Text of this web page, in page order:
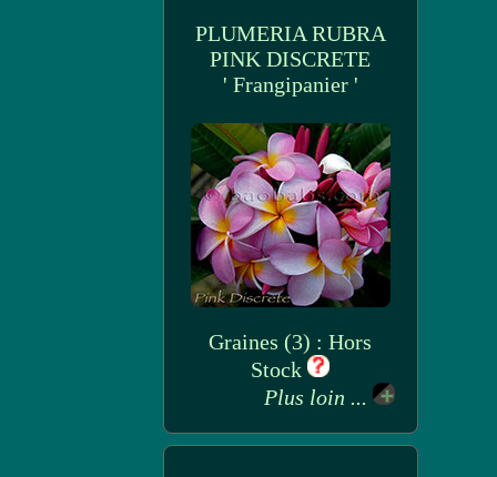
PLUMERIA RUBRA
PINK DISCRETE
' Frangipanier '
Graines (3) : Hors
Stock
Plus loin ...